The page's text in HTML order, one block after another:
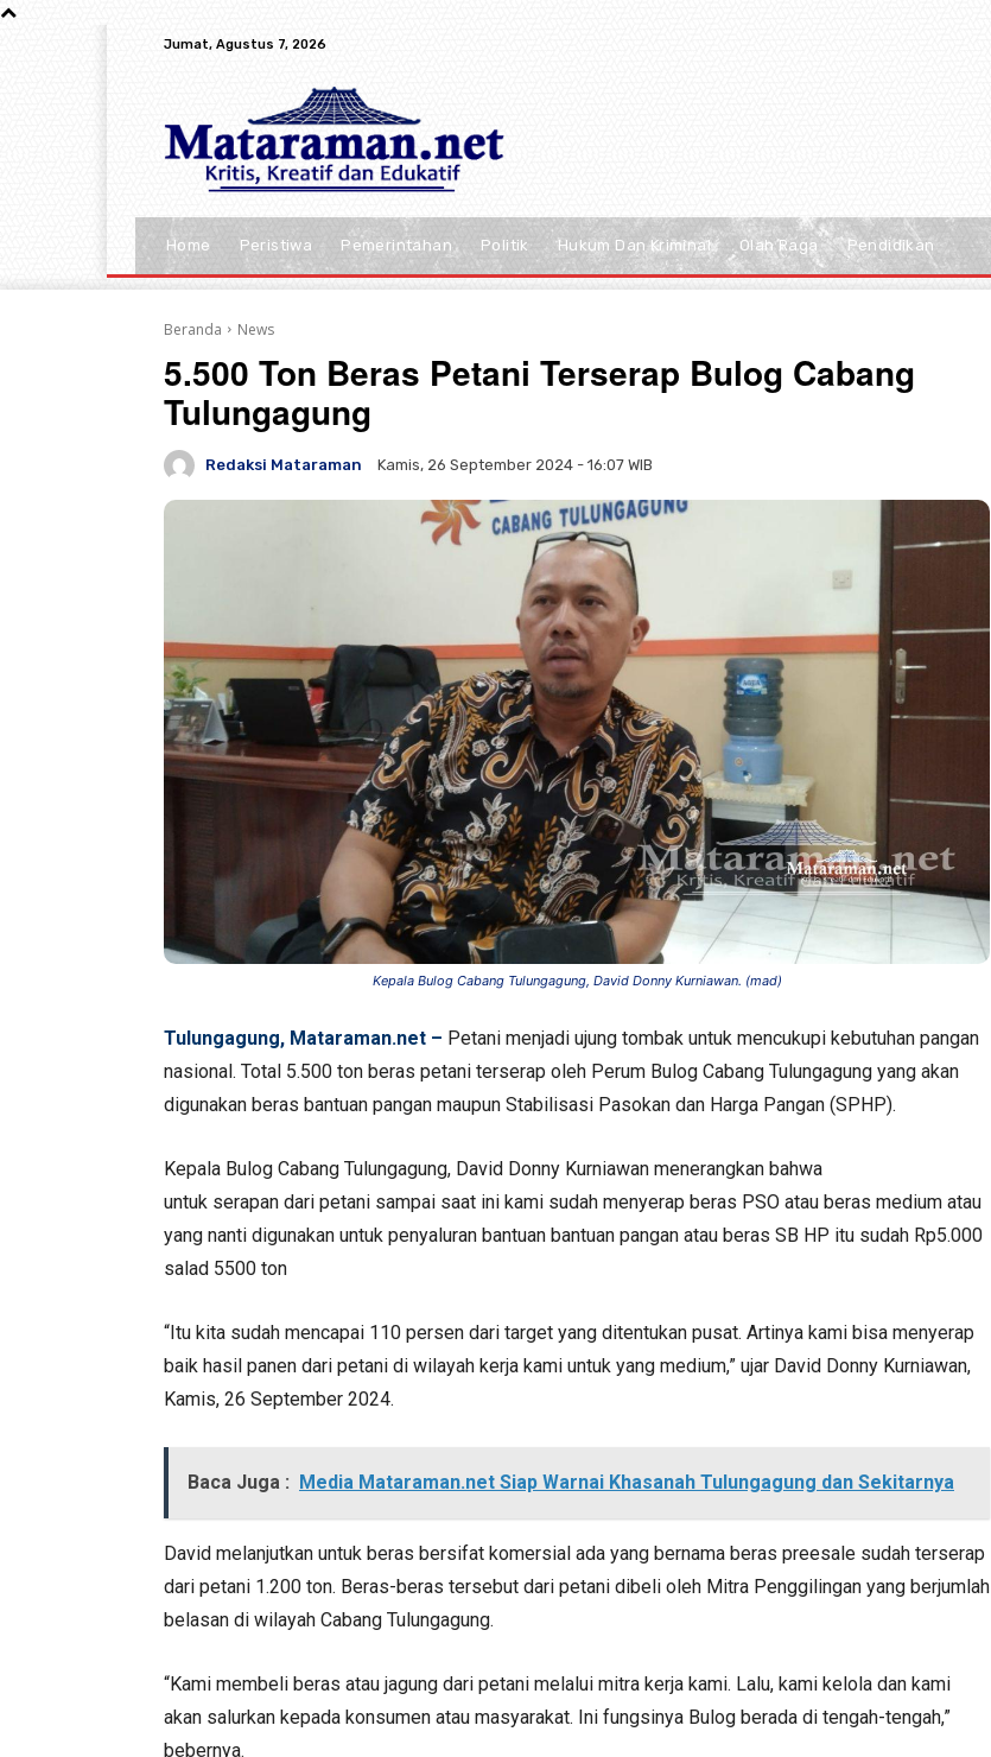
Jumat, Agustus 7, 2026
Home Peristiwa Pemerintahan Politik Hukum Dan Kriminal Olah Raga Pendidikan
Beranda News
5.500 Ton Beras Petani Terserap Bulog Cabang
Tulungagung
Redaksi Mataraman Kamis, 26 September 2024 - 16:07 WIB
Kepala Bulog Cabang Tulungagung, David Donny Kurniawan. (mad)
Tulungagung, Mataraman.net – Petani menjadi ujung tombak untuk mencukupi kebutuhan pangan
nasional. Total 5.500 ton beras petani terserap oleh Perum Bulog Cabang Tulungagung yang akan
digunakan beras bantuan pangan maupun Stabilisasi Pasokan dan Harga Pangan (SPHP).
Kepala Bulog Cabang Tulungagung, David Donny Kurniawan menerangkan bahwa
untuk serapan dari petani sampai saat ini kami sudah menyerap beras PSO atau beras medium atau
yang nanti digunakan untuk penyaluran bantuan bantuan pangan atau beras SB HP itu sudah Rp5.000
salad 5500 ton
“Itu kita sudah mencapai 110 persen dari target yang ditentukan pusat. Artinya kami bisa menyerap
baik hasil panen dari petani di wilayah kerja kami untuk yang medium,” ujar David Donny Kurniawan,
Kamis, 26 September 2024.
Baca Juga : Media Mataraman.net Siap Warnai Khasanah Tulungagung dan Sekitarnya
David melanjutkan untuk beras bersifat komersial ada yang bernama beras preesale sudah terserap
dari petani 1.200 ton. Beras-beras tersebut dari petani dibeli oleh Mitra Penggilingan yang berjumlah
belasan di wilayah Cabang Tulungagung.
“Kami membeli beras atau jagung dari petani melalui mitra kerja kami. Lalu, kami kelola dan kami
akan salurkan kepada konsumen atau masyarakat. Ini fungsinya Bulog berada di tengah-tengah,”
bebernya.